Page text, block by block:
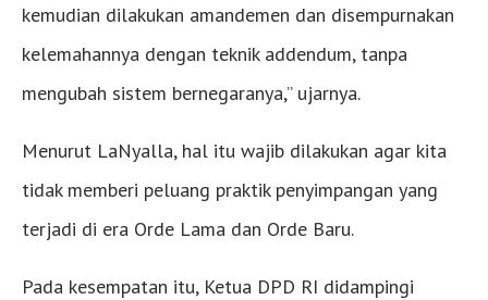
kemudian dilakukan amandemen dan disempurnakan
kelemahannya dengan teknik addendum, tanpa
mengubah sistem bernegaranya,” ujarnya.
Menurut LaNyalla, hal itu wajib dilakukan agar kita
tidak memberi peluang praktik penyimpangan yang
terjadi di era Orde Lama dan Orde Baru.
Pada kesempatan itu, Ketua DPD RI didampingi